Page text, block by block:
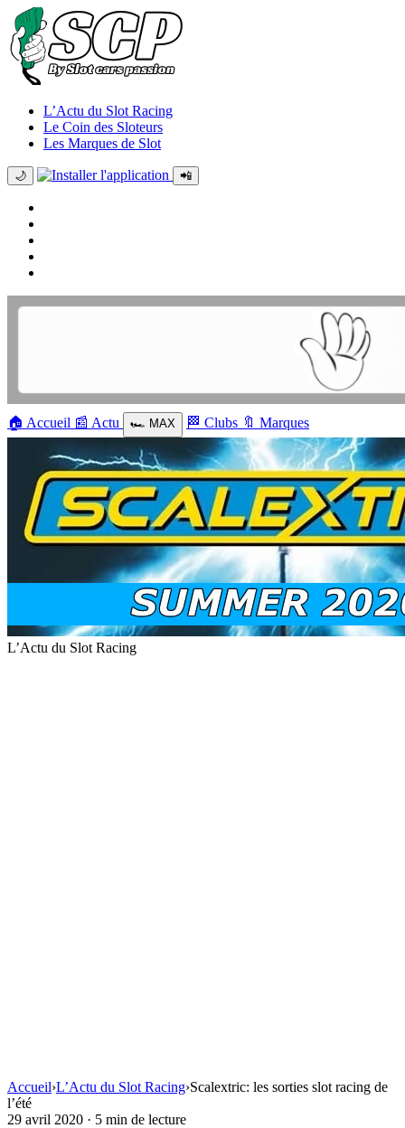
L’Actu du Slot Racing
Le Coin des Sloteurs
Les Marques de Slot
🌙 📲
🏠 Accueil 📰 Actu 🏎️ MAX 🏁 Clubs 🔖 Marques
L’Actu du Slot Racing
Accueil›L’Actu du Slot Racing›Scalextric: les sorties slot racing de
l’été
29 avril 2020 · 5 min de lecture